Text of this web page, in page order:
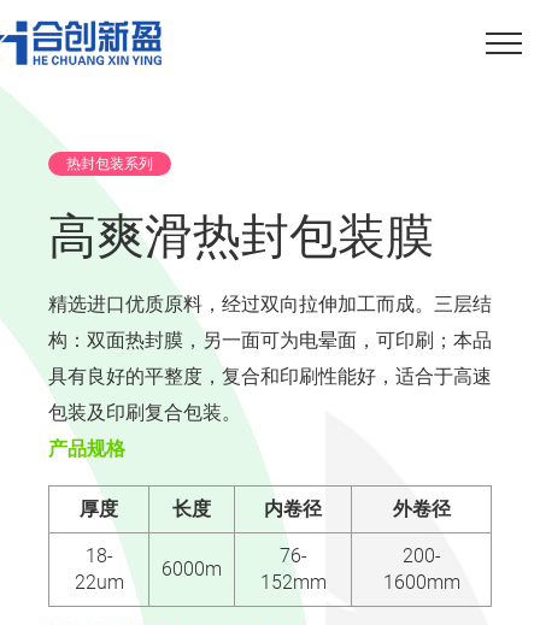
热封包装系列
高爽滑热封包装膜
精选进口优质原料，经过双向拉伸加工而成。三层结
构：双面热封膜，另一面可为电晕面，可印刷；本品
具有良好的平整度，复合和印刷性能好，适合于高速
包装及印刷复合包装。
产品规格
厚度 长度 内卷径 外卷径
18-
22um
6000m
76-
152mm
200-
1600mm